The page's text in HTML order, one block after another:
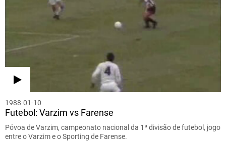
1988-01-10
Futebol: Varzim vs Farense
Póvoa de Varzim, campeonato nacional da 1ª divisão de futebol, jogo
entre o Varzim e o Sporting de Farense.